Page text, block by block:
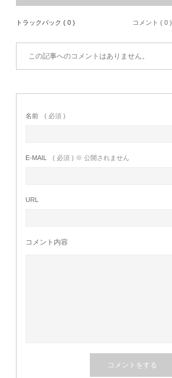
トラックバック ( 0 ) コメント ( 0 )
この記事へのコメントはありません。
名前 ( 必須 )
E-MAIL ( 必須 ) ※ 公開されません
URL
コメント内容